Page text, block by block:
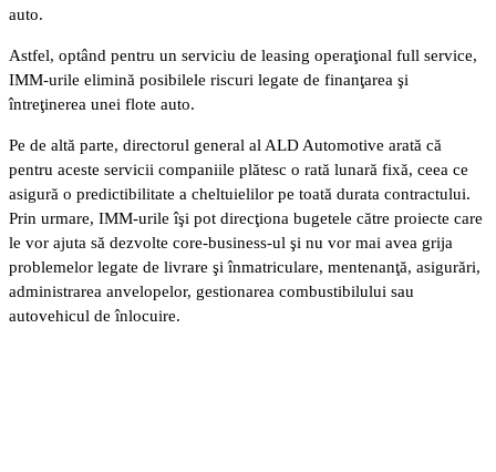
auto.
Astfel, optând pentru un serviciu de leasing operaţional full service,
IMM-urile elimină posibilele riscuri legate de finanţarea şi
întreţinerea unei flote auto.
Pe de altă parte, directorul general al ALD Automotive arată că
pentru aceste servicii companiile plătesc o rată lunară fixă, ceea ce
asigură o predictibilitate a cheltuielilor pe toată durata contractului.
Prin urmare, IMM-urile îşi pot direcţiona bugetele către proiecte care
le vor ajuta să dezvolte core-business-ul şi nu vor mai avea grija
problemelor legate de livrare şi înmatriculare, mentenanţă, asigurări,
administrarea anvelopelor, gestionarea combustibilului sau
autovehicul de înlocuire.